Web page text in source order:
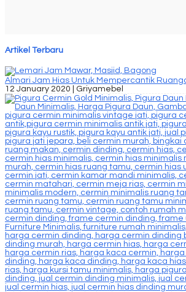
Artikel Terbaru
Almari Jam Hias Untuk Mempercantik
12 January 2020 | Griyamebel